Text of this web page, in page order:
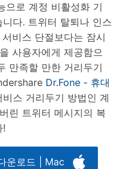
으로 계정 비활성화 기
다. 트위터 탈퇴나 인스
비스 단절보다는 잠시
사용자에게 제공함으
만족할 만한 거리두기
Dr.Fone - 휴대
스 거리두기 방법인 계
린 트위터 메시지의 복
!
운로드 | Mac